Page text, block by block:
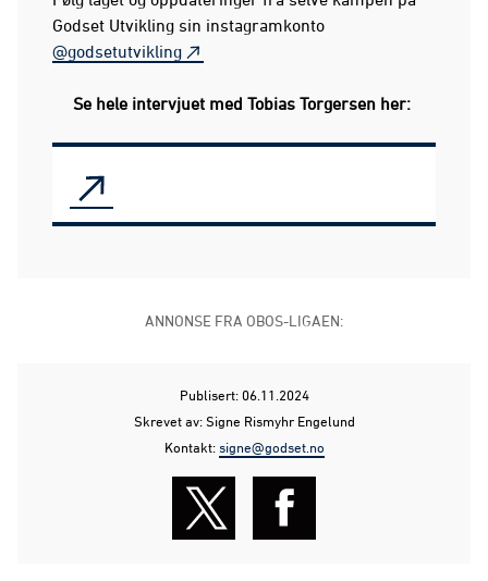
Godset Utvikling sin instagramkonto
@godsetutvikling
Se hele intervjuet med Tobias Torgersen her:
ANNONSE FRA OBOS-LIGAEN:
Publisert: 06.11.2024
Skrevet av: Signe Rismyhr Engelund
Kontakt:signe@godset.no